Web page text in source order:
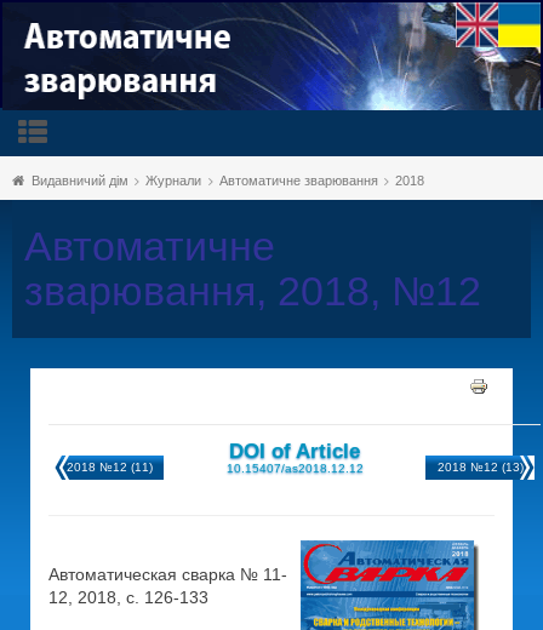
Видавничий дім Журнали Автоматичне зварювання 2018
Автоматичне
зварювання, 2018, №12
2018 №12 (11)
DOI of Article
10.15407/as2018.12.12 2018 №12 (13)
Автоматическая сварка № 11-
12, 2018, с. 126-133